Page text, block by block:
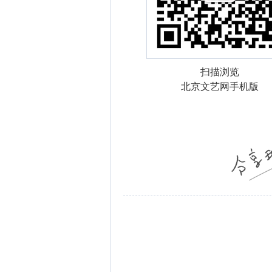
扫描浏览
北京文艺网手机版